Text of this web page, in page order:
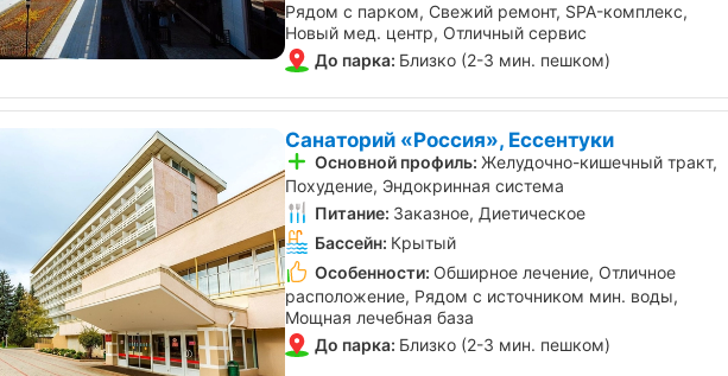
Рядом с парком, Свежий ремонт, SPA-комплекс,
Новый мед. центр, Отличный сервис
До парка: Близко (2-3 мин. пешком)
Санаторий «Россия», Ессентуки
Основной профиль: Желудочно-кишечный тракт,
Похудение, Эндокринная система
Питание: Заказное, Диетическое
Бассейн: Крытый
Особенности: Обширное лечение, Отличное
расположение, Рядом с источником мин. воды,
Мощная лечебная база
До парка: Близко (2-3 мин. пешком)